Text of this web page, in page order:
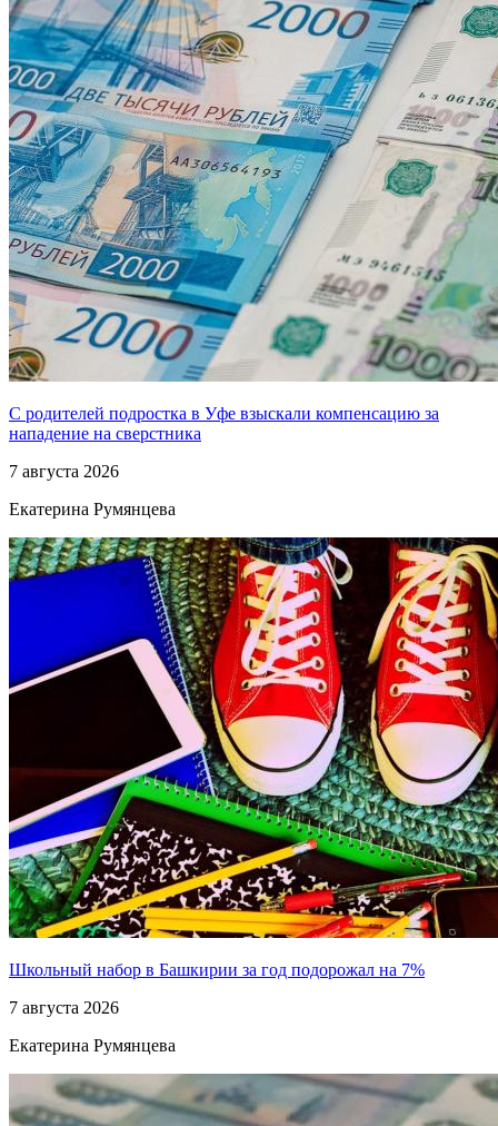
С родителей подростка в Уфе взыскали компенсацию за
нападение на сверстника
7 августа 2026
Екатерина Румянцева
Школьный набор в Башкирии за год подорожал на 7%
7 августа 2026
Екатерина Румянцева